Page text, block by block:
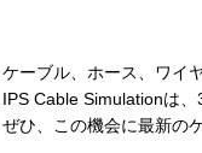
ケーブル、ホース、ワイ
IPS Cable Simulationは
ぜひ、この機会に最新の